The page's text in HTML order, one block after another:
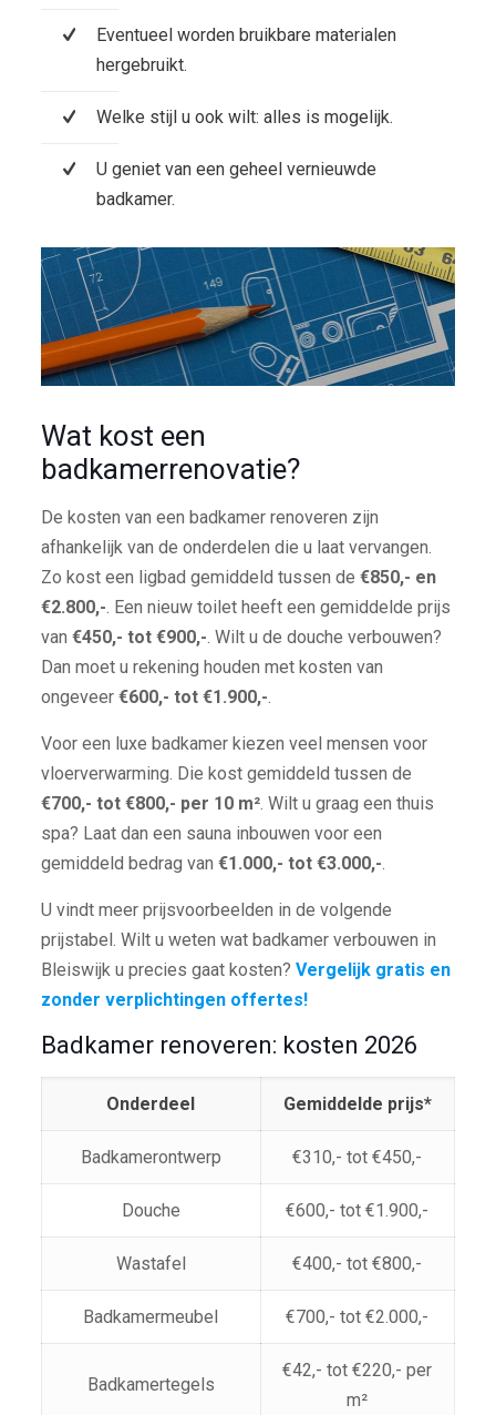
Eventueel worden bruikbare materialen
hergebruikt.
Welke stijl u ook wilt: alles is mogelijk.
U geniet van een geheel vernieuwde
badkamer.
Wat kost een
badkamerrenovatie?
De kosten van een badkamer renoveren zijn
afhankelijk van de onderdelen die u laat vervangen.
Zo kost een ligbad gemiddeld tussen de €850,- en
€2.800,-. Een nieuw toilet heeft een gemiddelde prijs
van €450,- tot €900,-. Wilt u de douche verbouwen?
Dan moet u rekening houden met kosten van
ongeveer €600,- tot €1.900,-.
Voor een luxe badkamer kiezen veel mensen voor
vloerverwarming. Die kost gemiddeld tussen de
€700,- tot €800,- per 10 m². Wilt u graag een thuis
spa? Laat dan een sauna inbouwen voor een
gemiddeld bedrag van €1.000,- tot €3.000,-.
U vindt meer prijsvoorbeelden in de volgende
prijstabel. Wilt u weten wat badkamer verbouwen in
Bleiswijk u precies gaat kosten? Vergelijk gratis en
zonder verplichtingen offertes!
Badkamer renoveren: kosten 2026
Onderdeel Gemiddelde prijs*
Badkamerontwerp €310,- tot €450,-
Douche €600,- tot €1.900,-
Wastafel €400,- tot €800,-
Badkamermeubel €700,- tot €2.000,-
Badkamertegels
€42,- tot €220,- per
m²